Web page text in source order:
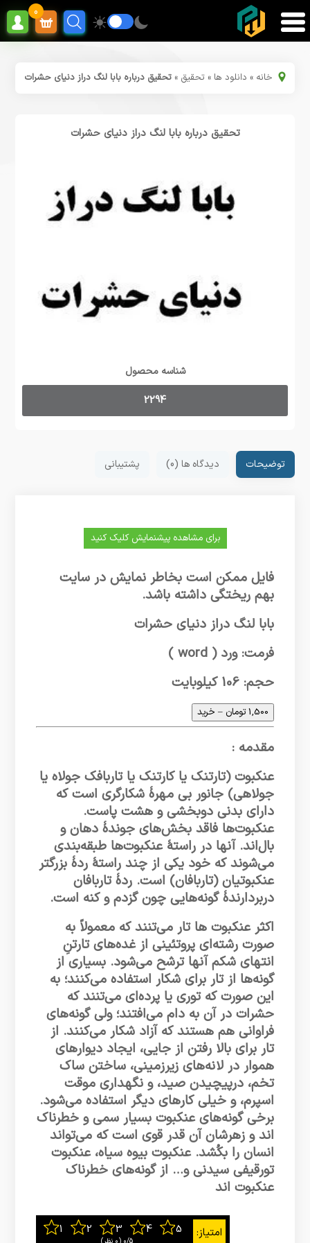
0
خانه » دانلود ها » تحقیق »تحقیق درباره بابا لنگ دراز دنیای حشرات
تحقیق درباره بابا لنگ دراز دنیای حشرات
شناسه محصول
2294
توضیحات دیدگاه ها (0) پشتیبانی
برای مشاهده پیشنمایش کلیک کنید
فایل ممکن است بخاطر نمایش در سایت
بهم ریختگی داشته باشد.
بابا لنگ دراز دنیای حشرات
فرمت: ورد ( word )
حجم: 106 کیلوبایت
1,500 تومان – خرید
مقدمه :
عنکبوت‌ (تارتنک یا کارتنک یا تاربافک جولاه یا
جولاهی) جانور بی مهره شکارگری است که
دارای بدنی دوبخشی و هشت پاست.
عنکبوت‌ها فاقد بخش‌های جونده دهان و
بال‌اند. آنها در راسته عنکبوت‌ها طبقه‌بندی
می‌شوند که خود یکی از چند راسته رده بزرگتر
عنکبوتیان (تاربافان) است. ردهتاربافان
دربردارندهگونه‌هایی چون گزدم و کنه است.
اکثر عنکبوت ها تار می‌تنند که معمولاً به
صورت رشته‌ای پروتئینی از غده‌های تارتنِ
انتهای شکم آنها ترشح می‌شود. بسیاری از
گونه‌ها از تار برای شکار استفاده می‌کنند؛ به
این صورت که توری یا پرده‌ای می‌تنند که
حشرات در آن به دام می‌افتند؛ ولی گونه‌های
فراوانی هم هستند که آزاد شکار می‌کنند. از
تار برای بالا رفتن از جایی، ایجاد دیوارهای
هموار در لانه‌های زیرزمینی، ساختن ساک
تخم، درپیچیدن صید، و نگهداری موقت
اسپرم، و خیلی کارهای دیگر استفاده می‌شود.
برخی گونه‌های عنکبوت بسیار سمی و خطرناک
اند و زهرشان آن قدر قوی است که می‌تواند
انسان را بکُشد. عنکبوت بیوه سیاه، عنکبوت
تورقیفی سیدنی و… از گونه‌های خطرناک
عنکبوت اند